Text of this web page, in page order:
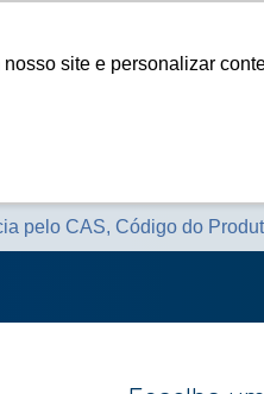
site e personalizar
Catálogos Contato